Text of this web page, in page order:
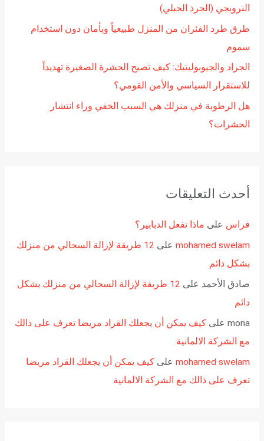
النرويجي (الجرذ الجبلي)
طرق طرد الفئران من المنزل طبيعياً وبأمان دون استخدام
سموم
الجراد والجيوبوليتيك: كيف تصبح الحشرة الصغيرة تهديداً
للاستقرار السياسي والأمن القومي؟
هل الرطوبة في منزلك هي السبب الخفي وراء انتشار
الحشرات؟
أحدث التعليقات
فراس على ماذا تفعل الدبابير؟
mohamed swelamعلى
12 طريقة لإزالة السحالي من منزلك
بشكل دائم
صادق الأحمد على
12 طريقة لإزالة السحالي من منزلك بشكل
دائم
monaعلى كيف يمكن أن يجعلك القراد مريضا تعرف على ذالك
مع الشركة الالمانية
mohamed swelamعلى كيف يمكن أن يجعلك القراد مريضا
تعرف على ذالك مع الشركة الالمانية